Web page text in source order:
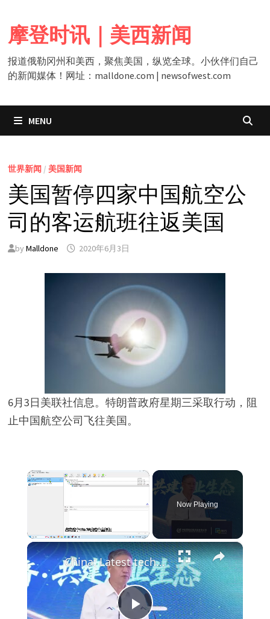
content
摩登时讯｜美西新闻
报道俄勒冈州和美西，聚焦美国，纵览全球。小伙伴们自己
的新闻媒体！网址：malldone.com | newsofwest.com
MENU
世界新闻/ 美国新闻
美国暂停四家中国航空公
司的客运航班往返美国
by Malldone 2020年6月3日
6月3日美联社信息。特朗普政府星期三采取行动，阻
止中国航空公司飞往美国。
×
Unmute
Now Playing
×
China: Latest technologies on eVTOLs showcased at 2026 International Advanced Air Mobility Expo.